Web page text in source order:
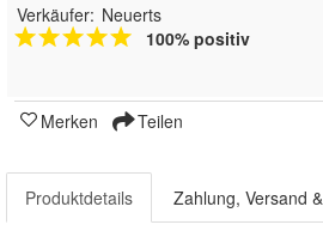
Verkäufer: Neuerts
100% positiv
Merken Teilen
Produktdetails Zahlung, Versand